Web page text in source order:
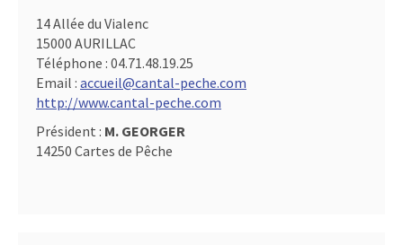
14 Allée du Vialenc
15000 AURILLAC
Téléphone : 04.71.48.19.25
Email : accueil@cantal-peche.com
http://www.cantal-peche.com
Président : M. GEORGER
14250 Cartes de Pêche